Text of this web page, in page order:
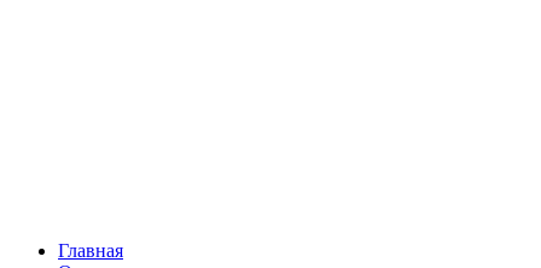
Главная